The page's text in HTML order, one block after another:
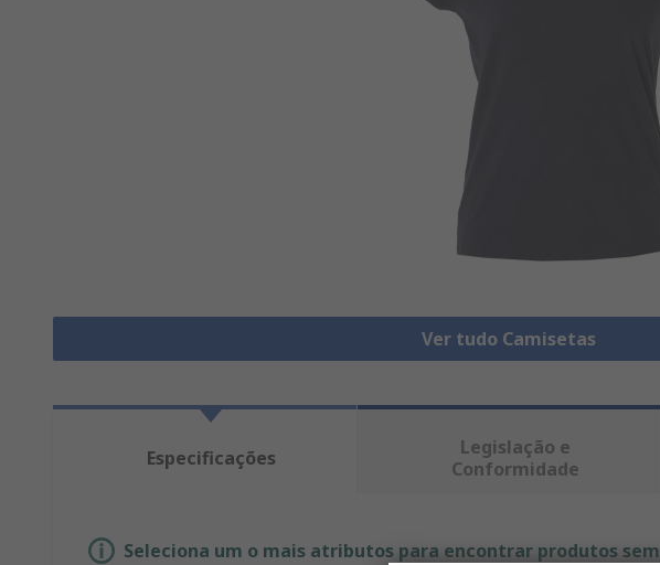
Ver tudo Camisetas
Especificações
Legislação e
Conformidade
Seleciona um o mais atributos para encontrar produtos